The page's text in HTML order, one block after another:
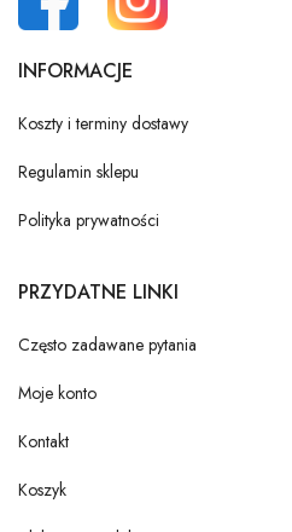
INFORMACJE
Koszty i terminy dostawy
Regulamin sklepu
Polityka prywatności
PRZYDATNE LINKI
Często zadawane pytania
Moje konto
Kontakt
Koszyk